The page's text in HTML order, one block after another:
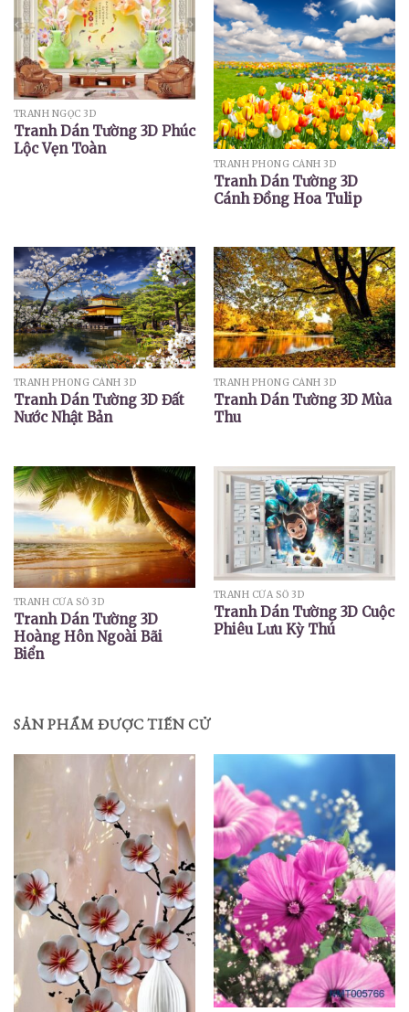
TRANH NGỌC 3D
Tranh Dán Tường 3D Phúc
Lộc Vẹn Toàn
TRANH PHONG CẢNH 3D
Tranh Dán Tường 3D
Cánh Đồng Hoa Tulip
TRANH PHONG CẢNH 3D
Tranh Dán Tường 3D Đất
Nước Nhật Bản
TRANH PHONG CẢNH 3D
Tranh Dán Tường 3D Mùa
Thu
TRANH CỬA SỔ 3D
Tranh Dán Tường 3D
Hoàng Hôn Ngoài Bãi
Biển
TRANH CỬA SỔ 3D
Tranh Dán Tường 3D Cuộc
Phiêu Lưu Kỳ Thú
SẢN PHẨM ĐƯỢC TIẾN CỬ